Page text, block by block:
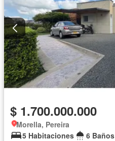
$ 1.700.000.000
Morella, Pereira
5 Habitaciones
6 Baños